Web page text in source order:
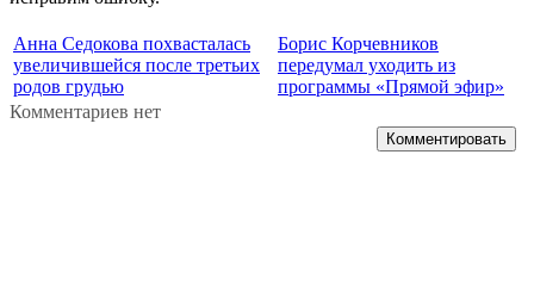
Анна Седокова похвасталась
увеличившейся после третьих
родов грудью
Борис Корчевников
передумал уходить из
программы «Прямой эфир»
Комментариев нет
Комментировать